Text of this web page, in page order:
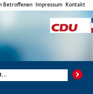
Betroffenen Impressum Kontakt